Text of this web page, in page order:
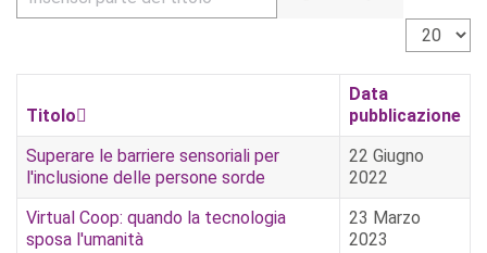
Visualizza
Titolo
Data
pubblicazione
Superare le barriere sensoriali per
l'inclusione delle persone sorde
22 Giugno
2022
Virtual Coop: quando la tecnologia
sposa l'umanità
23 Marzo
2023